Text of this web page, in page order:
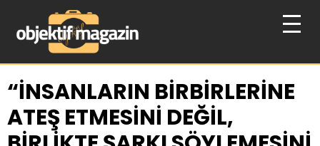
“İNSANLARIN BİRBİRLERİNE
ATEŞ ETMESİNİ DEĞİL,